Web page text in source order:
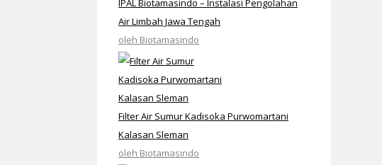
IPAL Biotamasindo – Instalasi Pengolahan
Air Limbah Jawa Tengah
oleh Biotamasindo
Filter Air Sumur Kadisoka Purwomartani
Kalasan Sleman
oleh Biotamasindo